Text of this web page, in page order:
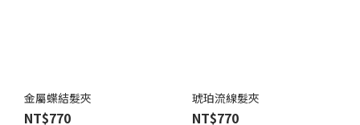
金屬蝶結髮夾
NT$770
琥珀流線髮夾
NT$770